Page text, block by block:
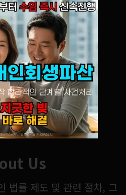
Us
법률 제도 및 관련 절차, 그